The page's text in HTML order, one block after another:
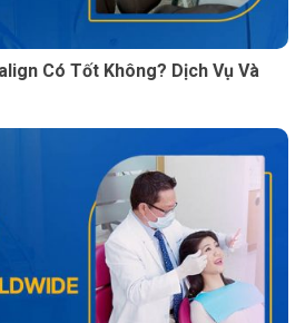
Có Tốt Không? Dịch Vụ Và